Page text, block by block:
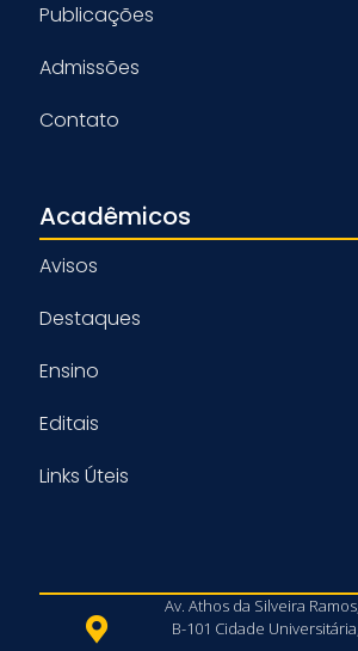
Publicações
Admissões
Contato
Acadêmicos
Avisos
Destaques
Ensino
Editais
Links Úteis
Av. Athos da Silveira
B-101 Cidade